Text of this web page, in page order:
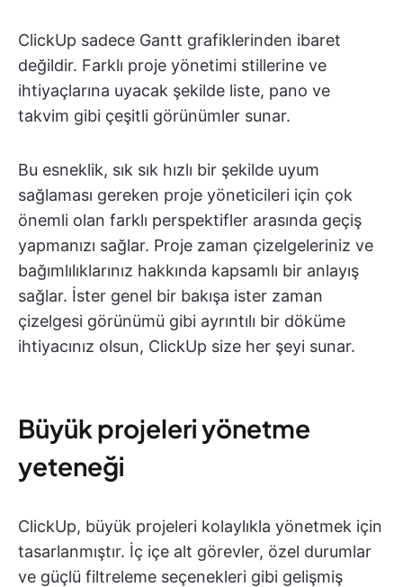
ClickUp sadece Gantt grafiklerinden ibaret
değildir. Farklı proje yönetimi stillerine ve
ihtiyaçlarına uyacak şekilde liste, pano ve
takvim gibi çeşitli görünümler sunar.
Bu esneklik, sık sık hızlı bir şekilde uyum
sağlaması gereken proje yöneticileri için çok
önemli olan farklı perspektifler arasında geçiş
yapmanızı sağlar. Proje zaman çizelgeleriniz ve
bağımlılıklarınız hakkında kapsamlı bir anlayış
sağlar. İster genel bir bakışa ister zaman
çizelgesi görünümü gibi ayrıntılı bir döküme
ihtiyacınız olsun, ClickUp size her şeyi sunar.
Büyük projeleri yönetme
yeteneği
ClickUp, büyük projeleri kolaylıkla yönetmek için
tasarlanmıştır. İç içe alt görevler, özel durumlar
ve güçlü filtreleme seçenekleri gibi gelişmiş